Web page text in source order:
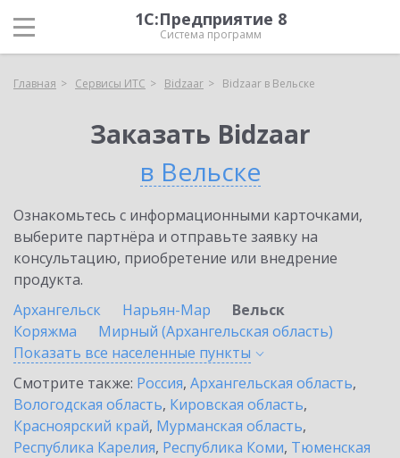
1С:Предприятие 8
Система программ
Главная Сервисы ИТС Bidzaar Bidzaar в Вельске
Заказать Bidzaar
в Вельске
Ознакомьтесь с информационными карточками,
выберите партнёра и отправьте заявку на
консультацию, приобретение или внедрение
продукта.
Архангельск
Нарьян-Мар
Вельск
Коряжма
Мирный (Архангельская область)
Показать все населенные пункты
Смотрите также: Россия, Архангельская область,
Вологодская область, Кировская область,
Красноярский край, Мурманская область,
Республика Карелия, Республика Коми, Тюменская